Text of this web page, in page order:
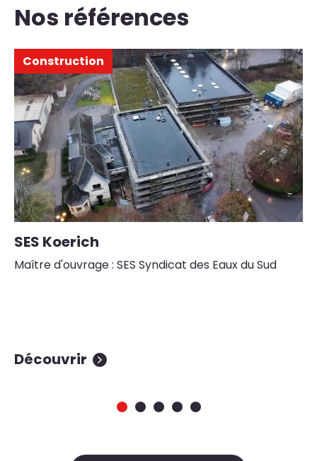
En savoir plus
énergétique notre priorité.
En savoir plus
Nos références
Construction
SES Koerich
Maître d'ouvrage : SES Syndicat des Eaux du Sud
Découvrir